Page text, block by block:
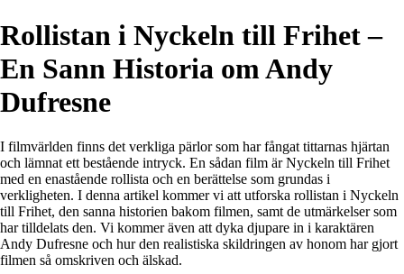
Rollistan i Nyckeln till Frihet –
En Sann Historia om Andy
Dufresne
I filmvärlden finns det verkliga pärlor som har fångat tittarnas hjärtan
och lämnat ett bestående intryck. En sådan film är Nyckeln till Frihet
med en enastående rollista och en berättelse som grundas i
verkligheten. I denna artikel kommer vi att utforska rollistan i Nyckeln
till Frihet, den sanna historien bakom filmen, samt de utmärkelser som
har tilldelats den. Vi kommer även att dyka djupare in i karaktären
Andy Dufresne och hur den realistiska skildringen av honom har gjort
filmen så omskriven och älskad.